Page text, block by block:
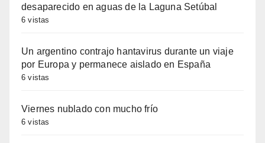
desaparecido en aguas de la Laguna Setúbal
6 vistas
Un argentino contrajo hantavirus durante un viaje
por Europa y permanece aislado en España
6 vistas
Viernes nublado con mucho frío
6 vistas